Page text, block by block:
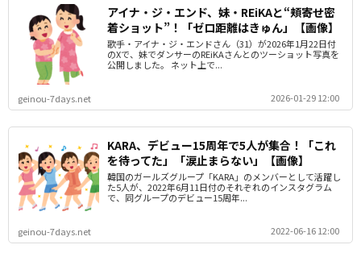
アイナ・ジ・エンド、妹・REiKAと“頬寄せ密
着ショット”！「ゼロ距離はきゅん」【画像】
歌手・アイナ・ジ・エンドさん（31）が2026年1月22日付
のXで、妹でダンサーのREiKAさんとのツーショット写真を
公開しました。 ネット上で...
geinou-7days.net 2026-01-29 12:00
KARA、デビュー15周年で5人が集合！「これ
を待ってた」「涙止まらない」【画像】
韓国のガールズグループ「KARA」のメンバーとして活躍し
た5人が、2022年6月11日付のそれぞれのインスタグラム
で、同グループのデビュー15周年...
geinou-7days.net 2022-06-16 12:00